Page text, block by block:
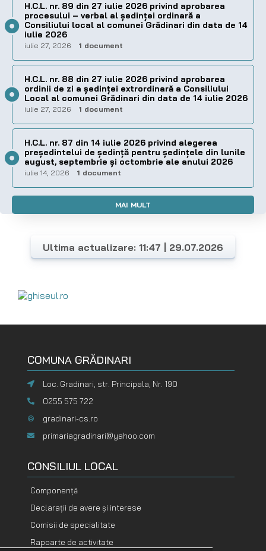
H.C.L. nr. 89 din 27 iulie 2026 privind aprobarea
procesului – verbal al şedinţei ordinară a
Consiliului local al comunei Grădinari din data de 14
iulie 2026
iulie 27, 2026 1 document
H.C.L. nr. 88 din 27 iulie 2026 privind aprobarea
ordinii de zi a şedinţei extrordinară a Consiliului
Local al comunei Grădinari din data de 14 iulie 2026
iulie 27, 2026 1 document
H.C.L. nr. 87 din 14 iulie 2026 privind alegerea
preşedintelui de şedinţă pentru ședințele din lunile
august, septembrie și octombrie ale anului 2026
iulie 14, 2026 1 document
MAI MULT
Ultima actualizare: 11:47 | 29.07.2026
COMUNA GRĂDINARI
Loc. Gradinari, str. Principala, Nr. 190
0255 575 722
gradinari-cs.ro
primariagradinari@yahoo.com
CONSILIUL LOCAL
Componență
Declarații de avere și interese
Comisii de specialitate
Rapoarte de activitate